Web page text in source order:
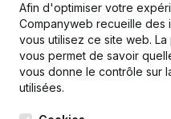
Afin d'optimiser votre
Companyweb recueille des
vous utilisez ce site web. La
vous permet de savoir
vous donne le contrôle sur
utilisées.
Français
Kantorenpark Everest
248D,